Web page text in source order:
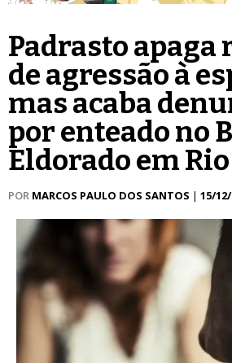
Padrasto apaga
de agressão à
mas acaba
por enteado no
Eldorado em
POR MARCOS PAULO DOS SANTOS | 15/